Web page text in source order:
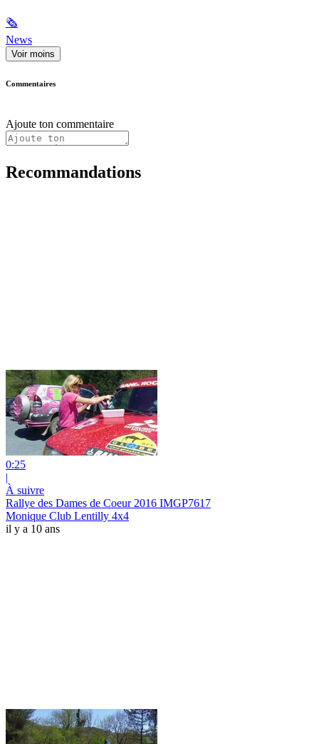
🗞
News
Voir moins
Commentaires
Ajoute ton commentaire
Recommandations
0:25
|
À suivre
Rallye des Dames de Coeur 2016 IMGP7617
Monique Club Lentilly 4x4
il y a 10 ans